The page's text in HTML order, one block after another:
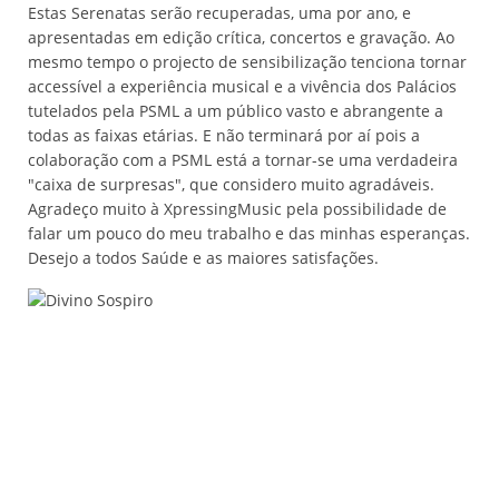
Estas Serenatas serão recuperadas, uma por ano, e
apresentadas em edição crítica, concertos e gravação. Ao
mesmo tempo o projecto de sensibilização tenciona tornar
accessível a experiência musical e a vivência dos Palácios
tutelados pela PSML a um público vasto e abrangente a
todas as faixas etárias. E não terminará por aí pois a
colaboração com a PSML está a tornar-se uma verdadeira
"caixa de surpresas", que considero muito agradáveis.
Agradeço muito à XpressingMusic pela possibilidade de
falar um pouco do meu trabalho e das minhas esperanças.
Desejo a todos Saúde e as maiores satisfações.